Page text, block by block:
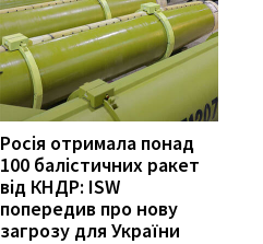
Росія отримала понад
100 балістичних ракет
від КНДР: ISW
попередив про нову
загрозу для України